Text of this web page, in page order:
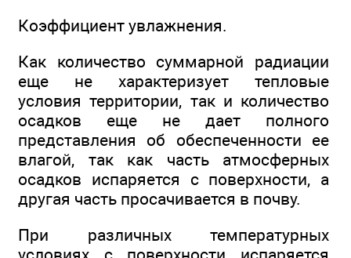
Коэффициент увлажнения.
Как количество суммарной радиации
еще не характеризует тепловые
условия территории, так и количество
осадков еще не дает полного
представления об обеспеченности ее
влагой, так как часть атмосферных
осадков испаряется с поверхности, а
другая часть просачивается в почву.
При различных температурных